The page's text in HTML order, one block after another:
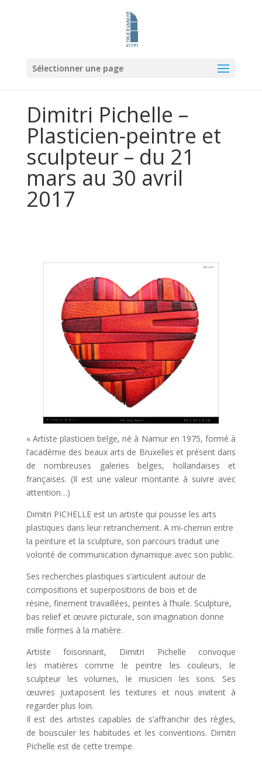
Sélectionner une page
Dimitri Pichelle –
Plasticien-peintre et
sculpteur – du 21
mars au 30 avril
2017
« Artiste plasticien belge, né à Namur en 1975, formé à
l’académie des beaux arts de Bruxelles et présent dans
de nombreuses galeries belges, hollandaises et
françaises. (Il est une valeur montante à suivre avec
attention…)
Dimitri PICHELLEest un artiste qui pousse les arts
plastiques dans leur retranchement. A mi-chemin entre
la peinture et la sculpture, son parcours traduit une
volonté de communication dynamique avec son public.
Ses recherches plastiques s’articulent autour de
compositions et superpositions de bois et de
résine, finement travaillées, peintes à l’huile. Sculpture,
bas relief et œuvre picturale, son imagination donne
mille formes à la matière.
Artiste foisonnant, Dimitri Pichelle convoque
les matières comme le peintre les couleurs, le
sculpteur les volumes, le musicien les sons. Ses
œuvres juxtaposent les textures et nous invitent à
regarder plus loin.
Il est des artistes capables de s’affranchir des règles,
de bousculer les habitudes et les conventions. Dimitri
Pichelle est de cette trempe.